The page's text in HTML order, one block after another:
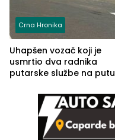
Crna Hronika
Uhapšen vozač koji je
usmrtio dva radnika
putarske službe na putu
(FOTO)